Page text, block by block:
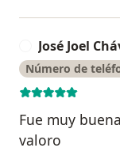
José Joel
Número de
Fue muy
valoro